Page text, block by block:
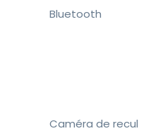
Bluetooth
Caméra de recul